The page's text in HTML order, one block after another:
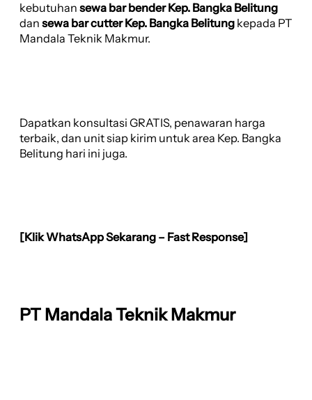
kebutuhan sewa bar bender Kep. Bangka Belitung
dan sewa bar cutter Kep. Bangka Belitung kepada PT
Mandala Teknik Makmur.
Dapatkan konsultasi GRATIS, penawaran harga
terbaik, dan unit siap kirim untuk area Kep. Bangka
Belitung hari ini juga.
[Klik WhatsApp Sekarang – Fast Response]
PT Mandala Teknik Makmur